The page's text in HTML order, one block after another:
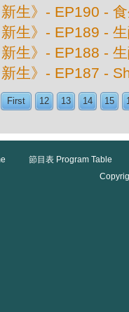
新生》- EP190 -
新生》- EP189 -
新生》- EP188 -
新生》- EP187 -
First 12 13 14 15
節目表 Program Table